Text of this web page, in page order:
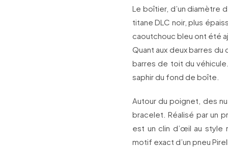
Le boîtier, d’un diamètre
titane DLC noir, plus
caoutchouc bleu ont été
Quant aux deux barres du
barres de toit du
saphir du fond de boîte.
Autour du poignet, des
bracelet. Réalisé par un
est un clin d’œil au style
motif exact d’un pneu